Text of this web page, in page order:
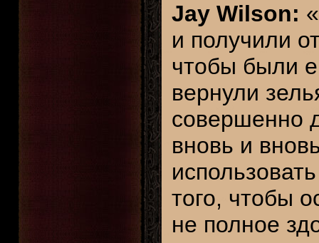
Jay Wilson:
и получили
чтобы были
вернули
совершенно
вновь и
того, чтобы
не полное